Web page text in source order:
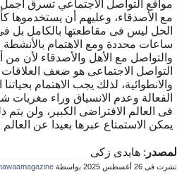
مواقع التواصل الاجتماعي تسرق أجمل
مع الأصدقاء، وعليهم أن يستخدموها
الحل ليس فى مقاطعتها بالكامل بل
ساعات محددة ومع الاهتمام بالأنشطة
والتواصل مع الأهل والأصدقاء لأن
التواصل الاجتماعى هو ضعف العلاقات
والانطوائية، لذلك يجب الاهتمام
الفعالة وعدم الانسياق وراء مغريات
فى العالم الافتراضى الكبير، ولن
يمكن الاستمتاع عبرها بعيدا عن
المصدر : هايدى زكى
نشرت فى 26 أغسطس 2025 بواسطة